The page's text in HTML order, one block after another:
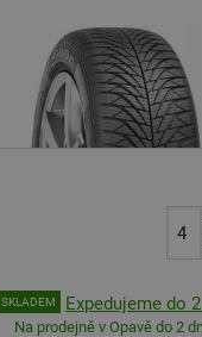
SKLADEM Expedujeme do
Na prodejně v Opavě do 2